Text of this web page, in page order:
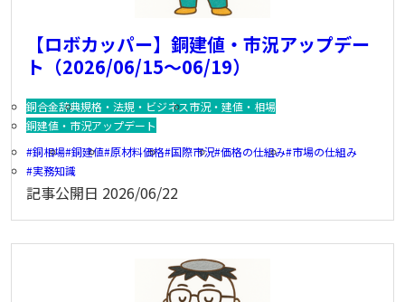
【ロボカッパー】銅建値・市況アップデー
ト（2026/06/15～06/19）
銅合金辞典規格・法規・ビジネス市況・建値・相場
銅建値・市況アップデート
銅相場 銅建値 原材料価格 国際市況 価格の仕組み 市場の仕組み
実務知識
記事公開日 2026/06/22